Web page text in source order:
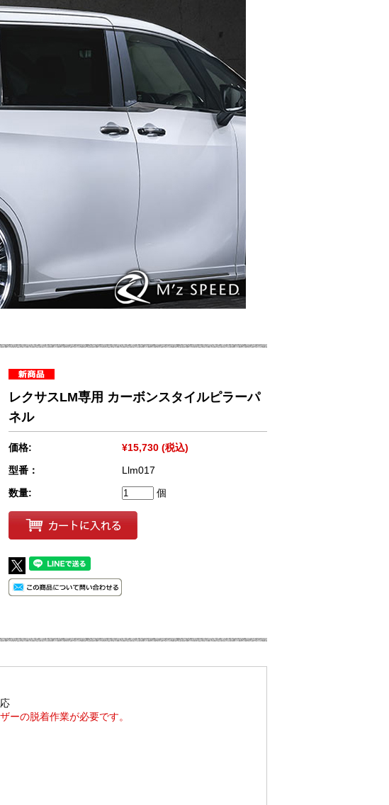
レクサスLM専用 カーボンスタイルピラーパ
ネル
価格: ¥15,730 (税込)
型番：
Llm017
数量:
個
ーの脱着作業が必要です。